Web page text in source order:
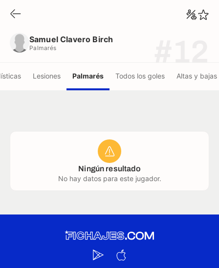
Samuel Clavero Birch
Palmarés
Lesiones Palmarés Todos los goles Altas y bajas
Ningún resultado
No hay datos para este jugador.